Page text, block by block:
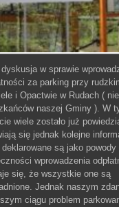
w sprawie
za parking przy
i Opactwie w Rudach (
naszej Gminy ). W
wiele zostało już
się jednak kolejne
deklarowane są jako powody
wprowadzenia
się, że wszystkie one są
Jednak naszym
ciągu problem